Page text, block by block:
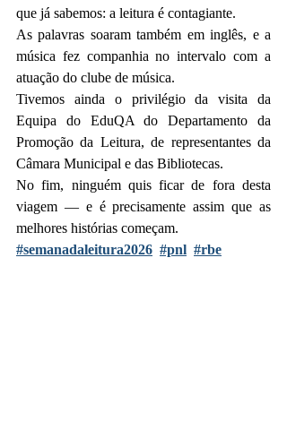
que já sabemos: a leitura é contagiante.
As palavras soaram também em inglês, e a
música fez companhia no intervalo com a
atuação do clube de música.
Tivemos ainda o privilégio da visita da
Equipa do EduQA do Departamento da
Promoção da Leitura, de representantes da
Câmara Municipal e das Bibliotecas.
No fim, ninguém quis ficar de fora desta
viagem — e é precisamente assim que as
melhores histórias começam.
#semanadaleitura2026 #pnl #rbe